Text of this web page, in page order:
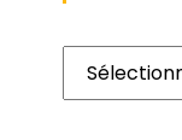
Catégories